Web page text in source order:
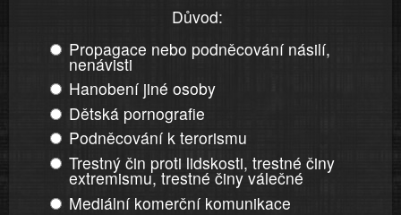
Důvod:
Propagace nebo podněcování násilí,
nenávisti
Hanobení jiné osoby
Dětská pornografie
Podněcování k terorismu
Trestný čin proti lidskosti, trestné činy
extremismu, trestné činy válečné
Mediální komerční komunikace